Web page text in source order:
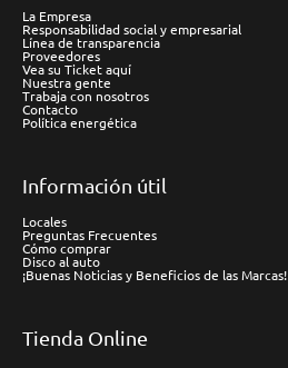
La Empresa
Responsabilidad social y empresarial
Línea de transparencia
Proveedores
Vea su Ticket aquí
Nuestra gente
Trabaja con nosotros
Contacto
Política energética
Información útil
Locales
Preguntas Frecuentes
Cómo comprar
Disco al auto
¡Buenas Noticias y Beneficios de las Marcas!
Tienda Online